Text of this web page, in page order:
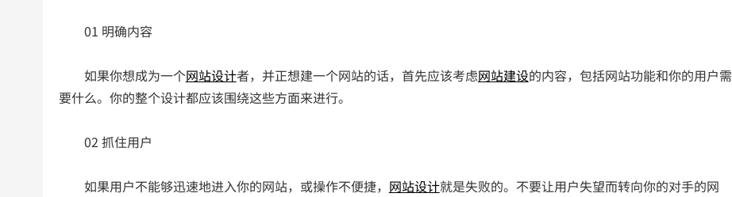
01 明确内容
如果你想成为一个网站设计者，并正想建一个网站的话，首先应该考虑网站建设的内容，包括网站功能和你的用户需
要什么。你的整个设计都应该围绕这些方面来进行。
02 抓住用户
如果用户不能够迅速地进入你的网站，或操作不便捷， 网站设计就是失败的。不要让用户失望而转向你的对手的网